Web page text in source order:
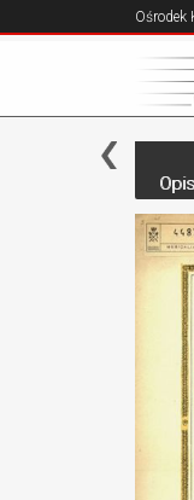
Ośrodek
Opis